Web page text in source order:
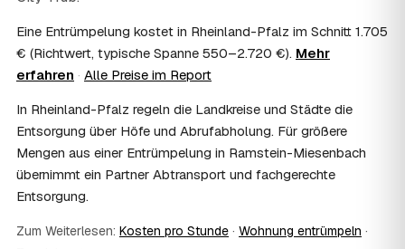
Im Einzelfall ist das möglich — etwa bei einer
Wohnungsauflösung im Rahmen von Sozialhilfe oder
einem vom Amt veranlassten Umzug. Wichtig: Den Antrag
und holen die Kostenübernahme schriftlich ein. AWL
Zentrum vermittelt die Entrümpler, entscheidet aber nicht
über die Kostenübernahme.
08 Bekomme ich einen Entsorgungsnachweis?
Ja. Die Partner entsorgen über zugelassene Höfe und
wichtig zum Beispiel für Vermieter, Nachlassverwaltung
Eine Entrümpelung kostet in Rheinland-Pfalz im Schnitt 1.705
€ (Richtwert, typische Spanne 550–2.720 €). Mehr
erfahren · Alle Preise im Report
In Rheinland-Pfalz regeln die Landkreise und Städte die
Entsorgung über Höfe und Abrufabholung. Für größere
Mengen aus einer Entrümpelung in Ramstein-Miesenbach
übernimmt ein Partner Abtransport und fachgerechte
Entsorgung.
Zum Weiterlesen: Kosten pro Stunde · Wohnung entrümpeln ·